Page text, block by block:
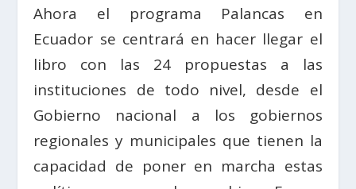
Ahora el programa Palancas en
Ecuador se centrará en hacer llegar el
libro con las 24 propuestas a las
instituciones de todo nivel, desde el
Gobierno nacional a los gobiernos
regionales y municipales que tienen la
capacidad de poner en marcha estas